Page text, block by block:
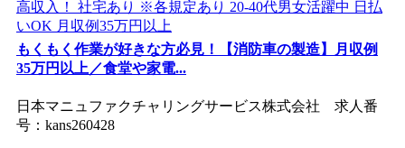
もくもく作業が好きな方必見！【消防車の製造】月収例
35万円以上／食堂や家電...
日本マニュファクチャリングサービス株式会社 求人番
号：kans260428